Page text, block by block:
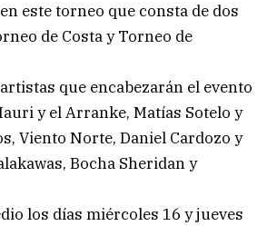
este torneo que consta de dos
de Costa y Torneo de
que encabezarán el evento
y el Arranke, Matías Sotelo y
Viento Norte, Daniel Cardozo y
Bocha Sheridan y
los días miércoles 16 y jueves